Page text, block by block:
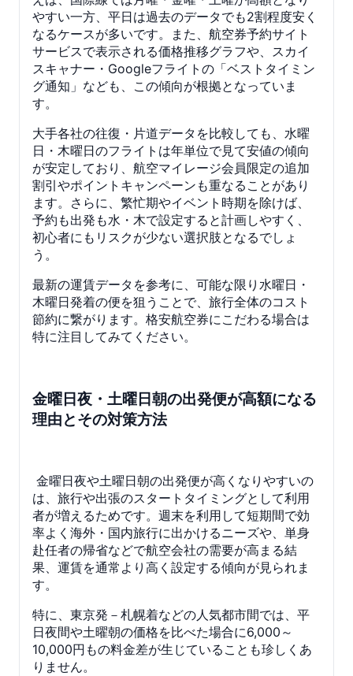
やすい一方、平日は過去のデータでも2割程度安く
なるケースが多いです。また、航空券予約サイト
サービスで表示される価格推移グラフや、スカイ
スキャナー・Googleフライトの「ベストタイミン
グ通知」なども、この傾向が根拠となっていま
す。
大手各社の往復・片道データを比較しても、水曜
日・木曜日のフライトは年単位で見て安値の傾向
が安定しており、航空マイレージ会員限定の追加
割引やポイントキャンペーンも重なることがあり
ます。さらに、繁忙期やイベント時期を除けば、
予約も出発も水・木で設定すると計画しやすく、
初心者にもリスクが少ない選択肢となるでしょ
う。
最新の運賃データを参考に、可能な限り水曜日・
木曜日発着の便を狙うことで、旅行全体のコスト
節約に繋がります。格安航空券にこだわる場合は
特に注目してみてください。
金曜日夜・土曜日朝の出発便が高額になる
理由とその対策方法
金曜日夜や土曜日朝の出発便が高くなりやすいの
は、旅行や出張のスタートタイミングとして利用
者が増えるためです。週末を利用して短期間で効
率よく海外・国内旅行に出かけるニーズや、単身
赴任者の帰省などで航空会社の需要が高まる結
果、運賃を通常より高く設定する傾向が見られま
す。
特に、東京発－札幌着などの人気都市間では、平
日夜間や土曜朝の価格を比べた場合に6,000～
10,000円もの料金差が生じていることも珍しくあ
りません。